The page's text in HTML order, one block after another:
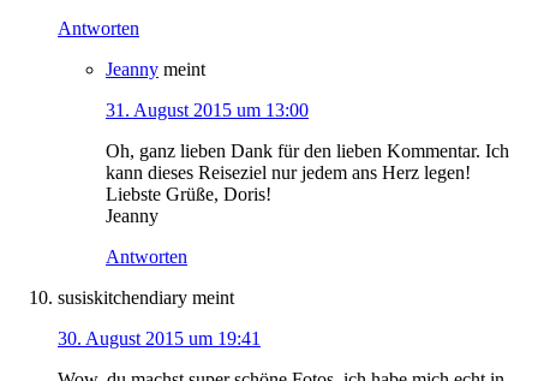
Antworten
Jeanny meint
31. August 2015 um 13:00
Oh, ganz lieben Dank für den lieben Kommentar. Ich
kann dieses Reiseziel nur jedem ans Herz legen!
Liebste Grüße, Doris!
Jeanny
Antworten
susiskitchendiary meint
30. August 2015 um 19:41